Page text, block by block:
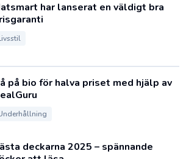
har lanserat en väldigt bra
på bio för halva priset med hjälp av
deckarna 2025 – spännande